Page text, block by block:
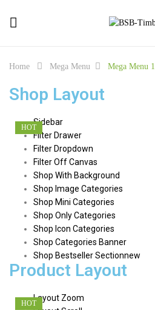
Home Mega Menu Mega Menu 1
Shop Layout
Sidebar
Filter Drawer
HOT
Filter Dropdown
Filter Off Canvas
Shop With Background
Shop Image Categories
HOT
Shop Mini Categories
HOT
Shop Only Categories
Shop Icon Categories
HOT
Shop Categories Banner
Shop Bestseller Sectionnew
Product Layout
Layout Zoom
HOT